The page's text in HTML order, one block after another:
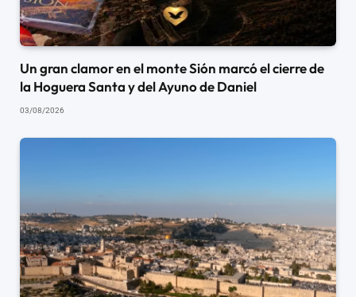
Un gran clamor en el monte Sión marcó el cierre de
la Hoguera Santa y del Ayuno de Daniel
03/08/2026